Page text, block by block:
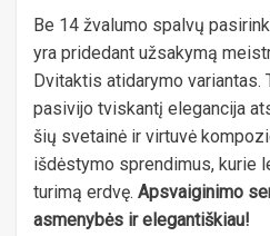
Be 14 žvalumo spalvų
yra pridedant užsakymą
Dvitaktis atidarymo variantas.
pasivijo tviskantį elegancija
šių svetainė ir virtuvė
išdėstymo sprendimus, kurie
turimą erdvę. Apsvaiginimo
asmenybės ir elegantiškiau!